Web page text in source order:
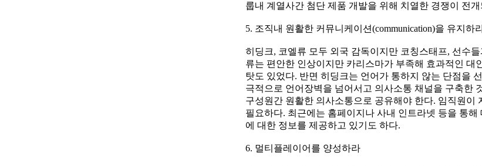
룹내 계열사간 첨단 제품 개발을 위해 치열한 경쟁이 전
5. 조직내 원활한 커뮤니케이션(communication)을 유지하
히딩크, 코엘류 모두 외국 감독이지만 코칭스태프, 선수
류는 편안한 인상이지만 카리스마가 부족해 효과적인 대
탓도 있었다. 반면 히딩크는 언어가 통하지 않는 단점을
극적으로 언어장벽을 넘어서고 의사소통 채널을 구축한
구성원간 원활한 의사소통으로 공유해야 한다. 임직원이
필요하다. 최근에는 홈페이지나 사내 인트라넷 등을 통
에 대한 정보를 제공하고 있기도 하다.
6. 멀티플레이어를 양성하라